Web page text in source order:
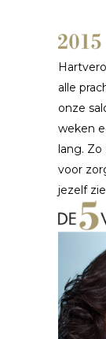
alle
onze
weken
lang. Zo
voor
jezelf